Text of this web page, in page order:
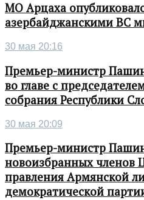
МО Арцаха
азербайджанскими ВС
30 мая 20:16
Премьер-министр
во главе с
собрания Республики
30 мая 20:09
Премьер-министр
новоизбранных членов
правления Армянской
демократической